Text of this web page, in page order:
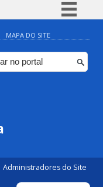
Simplifique!
Comunica BR
Participe
MAPA DO SITE
Administradores do Site